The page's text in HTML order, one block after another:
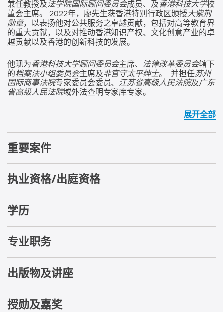
兼任教授及法学院国际顾问委员会成员、及香港科技大学校
董会主席。 2022年，廖先生获香港特别行政区颁授 大紫荆
勋章，以表扬他对公共服务之卓越贡献，包括对高等教育界
的重大贡献，以及对推动香港知识产权、文化创意产业的卓
越贡献以及香港的创新科技的发展。
他现为香港科技大学顾问委员会主席、 法律改革委员会辖下
的档案法小组委员会主席及非官守太平绅士。 并担任苏州
国际商事法院专家委员会委员、 江苏省高级人民法院及广东
省高级人民法院域外法查明专家库专家。
展开全部
重要案件
执业资格/出庭资格
学历
专业职务
出版物及讲座
授勋及嘉奖